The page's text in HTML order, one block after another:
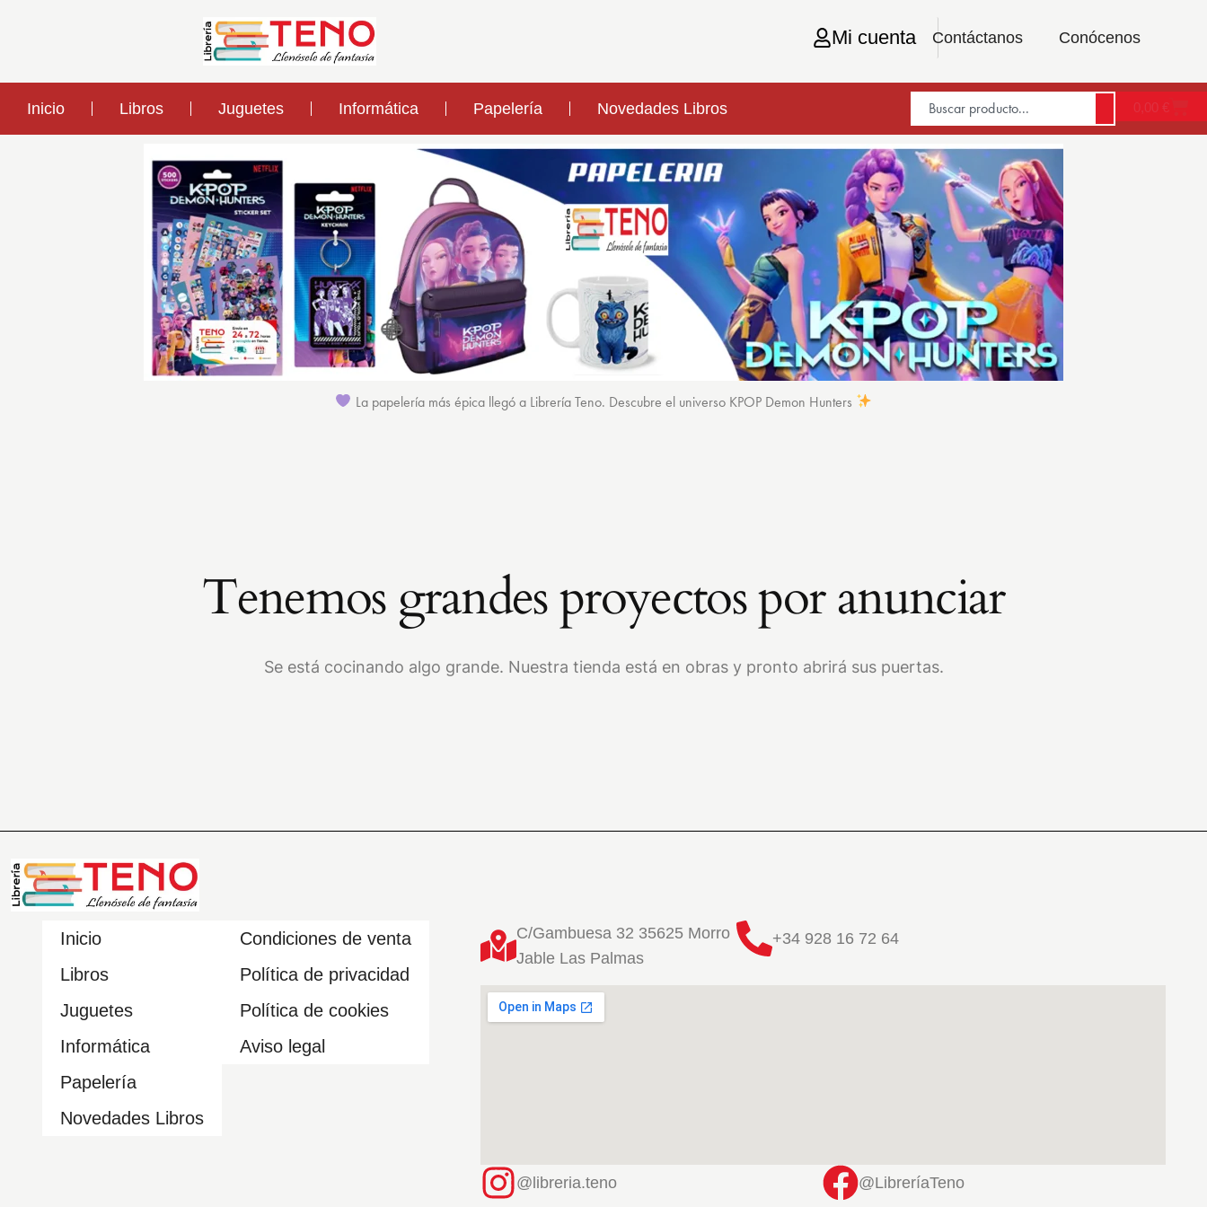
Contáctanos Conócenos
Mi cuenta
Inicio Libros Juguetes Informática Papelería Novedades Libros 0,00 €
La papelería más épica llegó a Librería Teno. Descubre el universo KPOP Demon Hunters
Tenemos grandes proyectos por anunciar
Se está cocinando algo grande. Nuestra tienda está en obras y pronto abrirá sus puertas.
Inicio
Libros
Juguetes
Informática
Papelería
Novedades Libros
Condiciones de venta
Política de privacidad
Política de cookies
Aviso legal
C/Gambuesa 32 35625 Morro
Jable Las Palmas
+34 928 16 72 64
@libreria.teno @LibreríaTeno